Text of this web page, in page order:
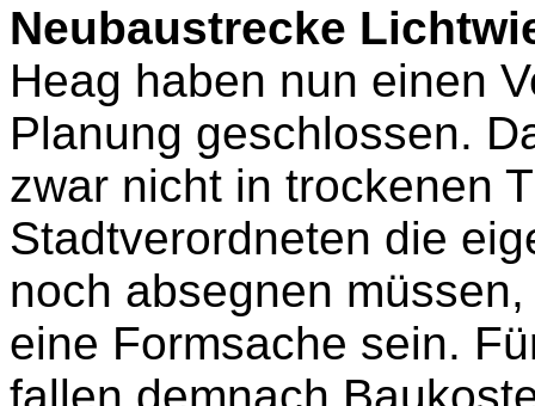
Neubaustrecke
Heag haben nun einen
Planung geschlossen.
zwar nicht in trockenen
Stadtverordneten die
noch absegnen
eine Formsache sein.